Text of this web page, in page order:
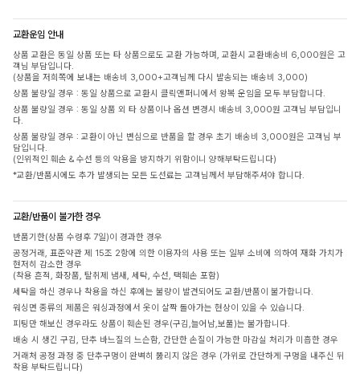
교환운임 안내
상품 교환은 동일 상품 또는 타 상품으로도 교환 가능하며, 교환시 교환배송비 6,000원은 고
객님 부담입니다.
(상품을 저희쪽에 보내는 배송비 3,000+고객님께 다시 발송되는 배송비 3,000)
상품 불량일 경우 : 동일 상품으로 교환시 클릭앤퍼니에서 왕복 운임을 모두 부담합니다.
상품 불량일 경우 : 동일 상품 외 타 상품이나 옵션 변경시 배송비 3,000원 고객님 부담입니
다.
상품 불량일 경우 : 교환이 아닌 변심으로 반품을 할 경우 초기 배송비 3,000원은 고객님 부
담입니다.
(인위적인 훼손 & 수선 등의 악용을 방지하기 위함이니 양해부탁드립니다)
*교환/반품시에도 추가 발생되는 모든 도선료는 고객님께서 부담해주셔야 합니다.
교환/반품이 불가한 경우
반품기한(상품 수령후 7일)이 경과한 경우
공정거래, 표준약관 제 15조 2항에 의한 이용자의 사용 또는 일부 소비에 의하여 재화 가치가
현저히 감소한 경우
(착용 흔적, 화장품, 탈취제 냄새, 세탁, 수선, 택훼손 포함)
세탁을 하신 경우나 착용을 하신 후에는 불량이 발견되어도 교환/반품이 불가합니다.
워싱면 종류의 제품은 워싱과정에서 옷이 살짝 돌아가는 현상이 있을 수 있습니다.
피팅만 해보신 경우라도 상품이 훼손된 경우(구김,늘어남,보풀)는 불가합니다.
배송 시 생긴 구김, 단추 바느질의 느슨함, 간단한 손질이 가능한 마감실 처리가 미흡한 경우
거래처 공정 과정 중 단추구멍이 완벽히 뚫리지 않은 경우 (가위로 간단하게 구멍을 내주신 뒤
착용 부탁드립니다)